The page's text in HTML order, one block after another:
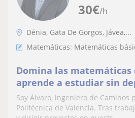
30€/h
Dénia, Gata De Gorgos, Jávea,...
Matemáticas: Matemáticas
Domina las matemáticas
aprende a estudiar sin
Soy Álvaro, ingeniero de Caminos
Politécnica de Valencia. Tras